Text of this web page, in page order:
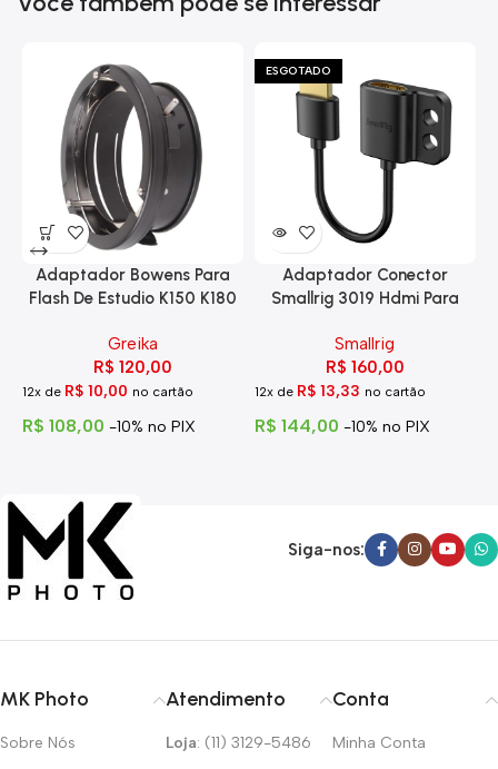
Adaptador Bowens Para
Flash De Estudio K150 K180
Greika
R$ 120,00
12x de R$ 10,00 no cartão
R$ 108,00 -10% no PIX
ESGOTADO
Adaptador Conector
Smallrig 3019 Hdmi Para
Smallrig
R$ 160,00
12x de R$13,33 no cartão
R$ 144,00 -10% no PIX
Siga-nos:
MK Photo
Sobre Nós
Atendimento
Loja: (11) 3129-5486
Conta
Minha Conta